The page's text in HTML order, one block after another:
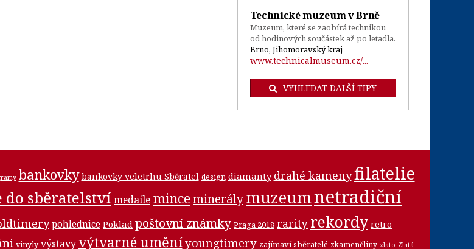
Technické muzeum v Brně
Muzeum, které se zaobírá technikou
od hodinových součástek až po letadla.
Brno, Jihomoravský kraj
www.technicalmuseum.cz/...
VYHLEDAT DALŠÍ TIPY
bankovky bankovky veletrhu Sběratel design diamanty drahé kamenyfilatelie
do sběratelství medaile minceminerálymuzeumnetradiční
pohlednice Poklad poštovní známky Praga 2018 rarity rekordy retro
vinyly výstavy výtvarné uměníyoungtimery zajímaví sběratelé zkameněliny zlato Zlatá